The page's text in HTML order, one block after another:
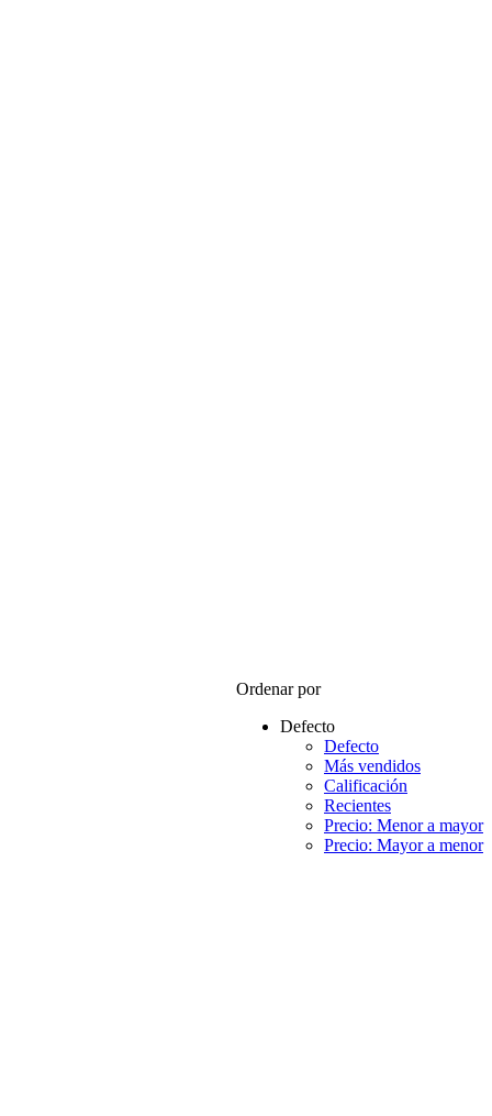
Ordenar por
Defecto
Defecto
Más vendidos
Calificación
Recientes
Precio: Menor a mayor
Precio: Mayor a menor